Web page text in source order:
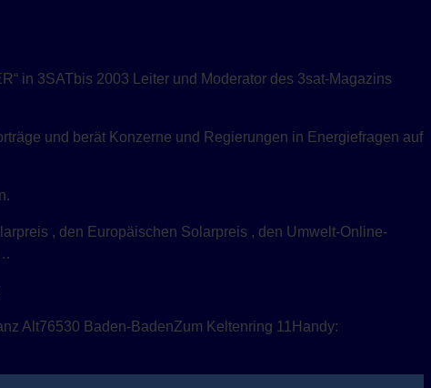
in 3SATbis 2003 Leiter und Moderator des 3sat-Magazins
und berät Konzerne und Regierungen in Energiefragen auf
, den Europäischen Solarpreis , den Umwelt-Online-
Alt76530 Baden-BadenZum Keltenring 11Handy: